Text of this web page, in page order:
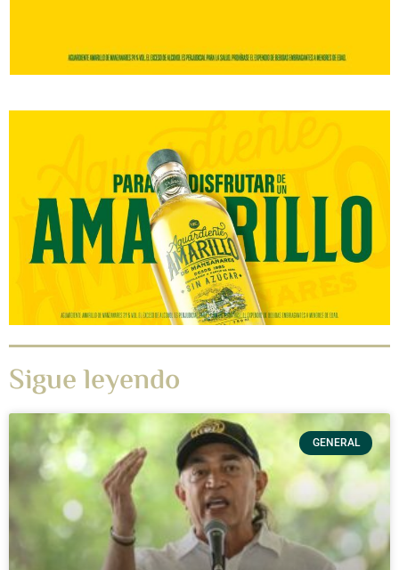
Sigue leyendo
GENERAL